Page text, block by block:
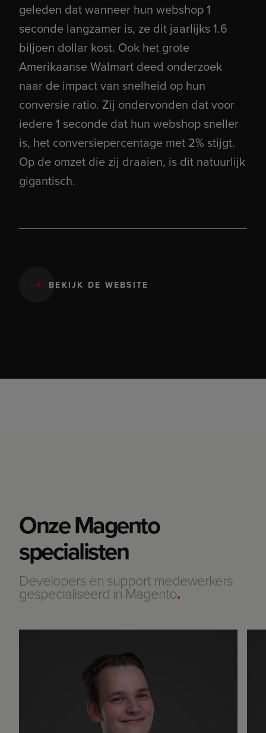
geleden dat wanneer hun webshop 1
seconde langzamer is, ze dit jaarlijks 1.6
biljoen dollar kost. Ook het grote
Amerikaanse Walmart deed onderzoek
naar de impact van snelheid op hun
conversie ratio. Zij ondervonden dat voor
iedere 1 seconde dat hun webshop sneller
is, het conversiepercentage met 2% stijgt.
Op de omzet die zij draaien, is dit natuurlijk
gigantisch.
BEKIJK DE WEBSITE
Onze Magento
specialisten
Developers en support medewerkers
gespecialiseerd in Magento.